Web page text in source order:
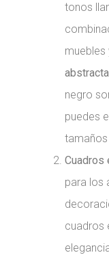
tonos
negro
puedes
Cuadros
para los
cuadros